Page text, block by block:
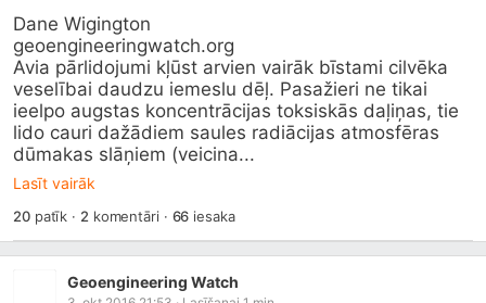
geoengineeringwatch.org
Avia pārlidojumi kļūst arvien vairāk bīstami cilvēka
veselībai daudzu iemeslu dēļ. Pasažieri ne tikai
ieelpo augstas koncentrācijas toksiskās daļiņas, tie
lido cauri dažādiem saules radiācijas atmosfēras
dūmakas slāņiem (veicina...
Lasīt vairāk
20patīk · 2 komentāri · 66 iesaka
Geoengineering Watch